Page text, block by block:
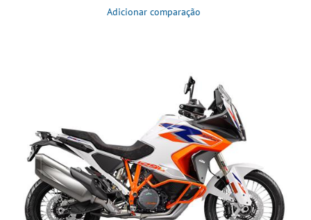
Adicionar comparação